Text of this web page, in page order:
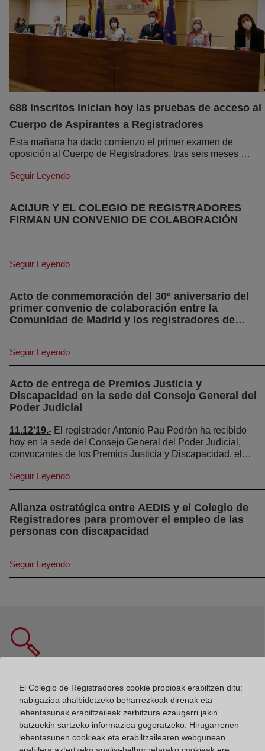
688 inscritos inician hoy las pruebas de acceso al
Cuerpo de Aspirantes a Registradores
Esta mañana ha dado comienzo el primer examen de
oposición al Cuerpo de Registradores, tras seis meses de
alerta sanitaria.
Seguir Leyendo
ACIJUR Y EL COLEGIO DE REGISTRADORES
FIRMAN UN CONVENIO DE COLABORACIÓN
Seguir Leyendo
Acto de conmemoración del 30º aniversario del
primer convenio de colaboración entre la
Comunidad de Madrid y los registradores de
Seguir Leyendo
Acto de entrega de Premios Justicia y
Discapacidad en la sede del Consejo General del
Poder Judicial
11.12’19.- El registrador Antonio Pau Pedrón ha recibido
hoy en la sede del Consejo General del Poder Judicial,
convocantes de los Premios Justicia y Discapacidad, el
su labor profesional, ha mostrado siempre su
preocupación por la defensa de los derechos de las
personas con discapacidad.
Seguir Leyendo
Alianza estratégica entre AEDIS y el Colegio de
Registradores para promover el empleo de las
personas con discapacidad
Seguir Leyendo
El Colegio de Registradores cookie propioak erabiltzen ditu:
nabigazioa ahalbidetzeko beharrezkoak direnak eta
lehentasunak erabiltzaileak zerbitzura ezaugarri jakin
batzuekin sartzeko informazioa gogoratzeko. Hirugarrenen
lehentasunen cookieak eta erabiltzailearen webgunean